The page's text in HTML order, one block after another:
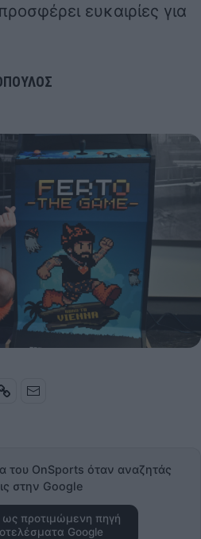
ευκαιρίες για
του OnSports όταν αναζητάς
στην Google
προτιμώμενη πηγή
Google